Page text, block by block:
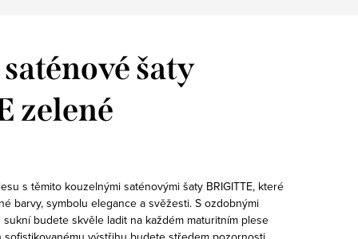
šaty
zelené
s těmito kouzelnými saténovými šaty BRIGITTE, které
barvy, symbolu elegance a svěžesti. S ozdobnými
budete skvěle ladit na každém maturitním plese